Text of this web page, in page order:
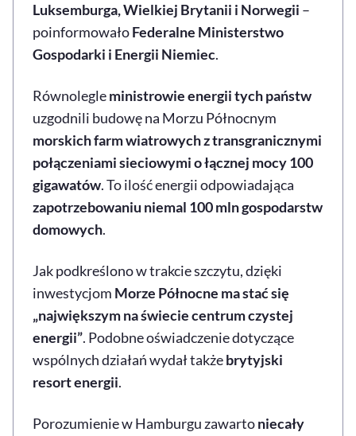
Luksemburga, Wielkiej Brytanii i Norwegii –
poinformowałoFederalne Ministerstwo
Gospodarki i Energii Niemiec.
Równolegleministrowie energii tych państw
uzgodnili budowę na Morzu Północnym
morskich farm wiatrowych z transgranicznymi
połączeniami sieciowymi o łącznej mocy 100
gigawatów. To ilość energii odpowiadająca
zapotrzebowaniu niemal 100 mln gospodarstw
domowych.
Jak podkreślono w trakcie szczytu, dzięki
inwestycjom Morze Północne ma stać się
„największym na świecie centrum czystej
energii”. Podobne oświadczenie dotyczące
wspólnych działań wydał takżebrytyjski
resort energii.
Porozumienie w Hamburgu zawartoniecały